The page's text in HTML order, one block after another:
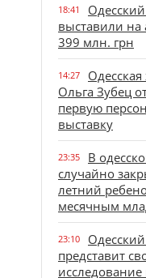
18:41
выставили на
399 млн. грн
14:27
Ольга Зубец
первую
выставку
23:35
В
случайно
летний
месячным
23:10
представит
исследование